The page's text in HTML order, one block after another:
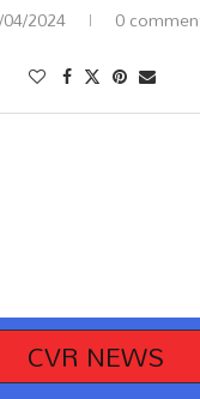
2024 0
CVR NEWS